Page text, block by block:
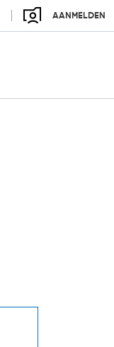
AANMELDEN